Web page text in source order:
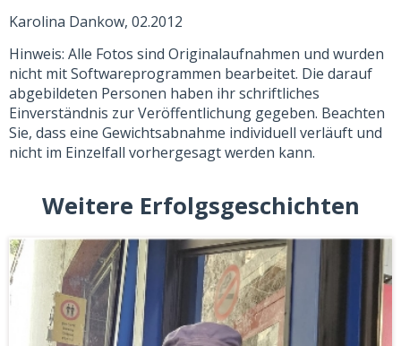
Karolina Dankow, 02.2012
Hinweis: Alle Fotos sind Originalaufnahmen und wurden
nicht mit Softwareprogrammen bearbeitet. Die darauf
abgebildeten Personen haben ihr schriftliches
Einverständnis zur Veröffentlichung gegeben. Beachten
Sie, dass eine Gewichtsabnahme individuell verläuft und
nicht im Einzelfall vorhergesagt werden kann.
Weitere Erfolgsgeschichten